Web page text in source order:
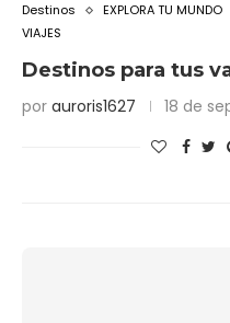
Destinos EXPLORA TU MUNDO
VIAJES
Destinos para tus
por auroris1627 18 de